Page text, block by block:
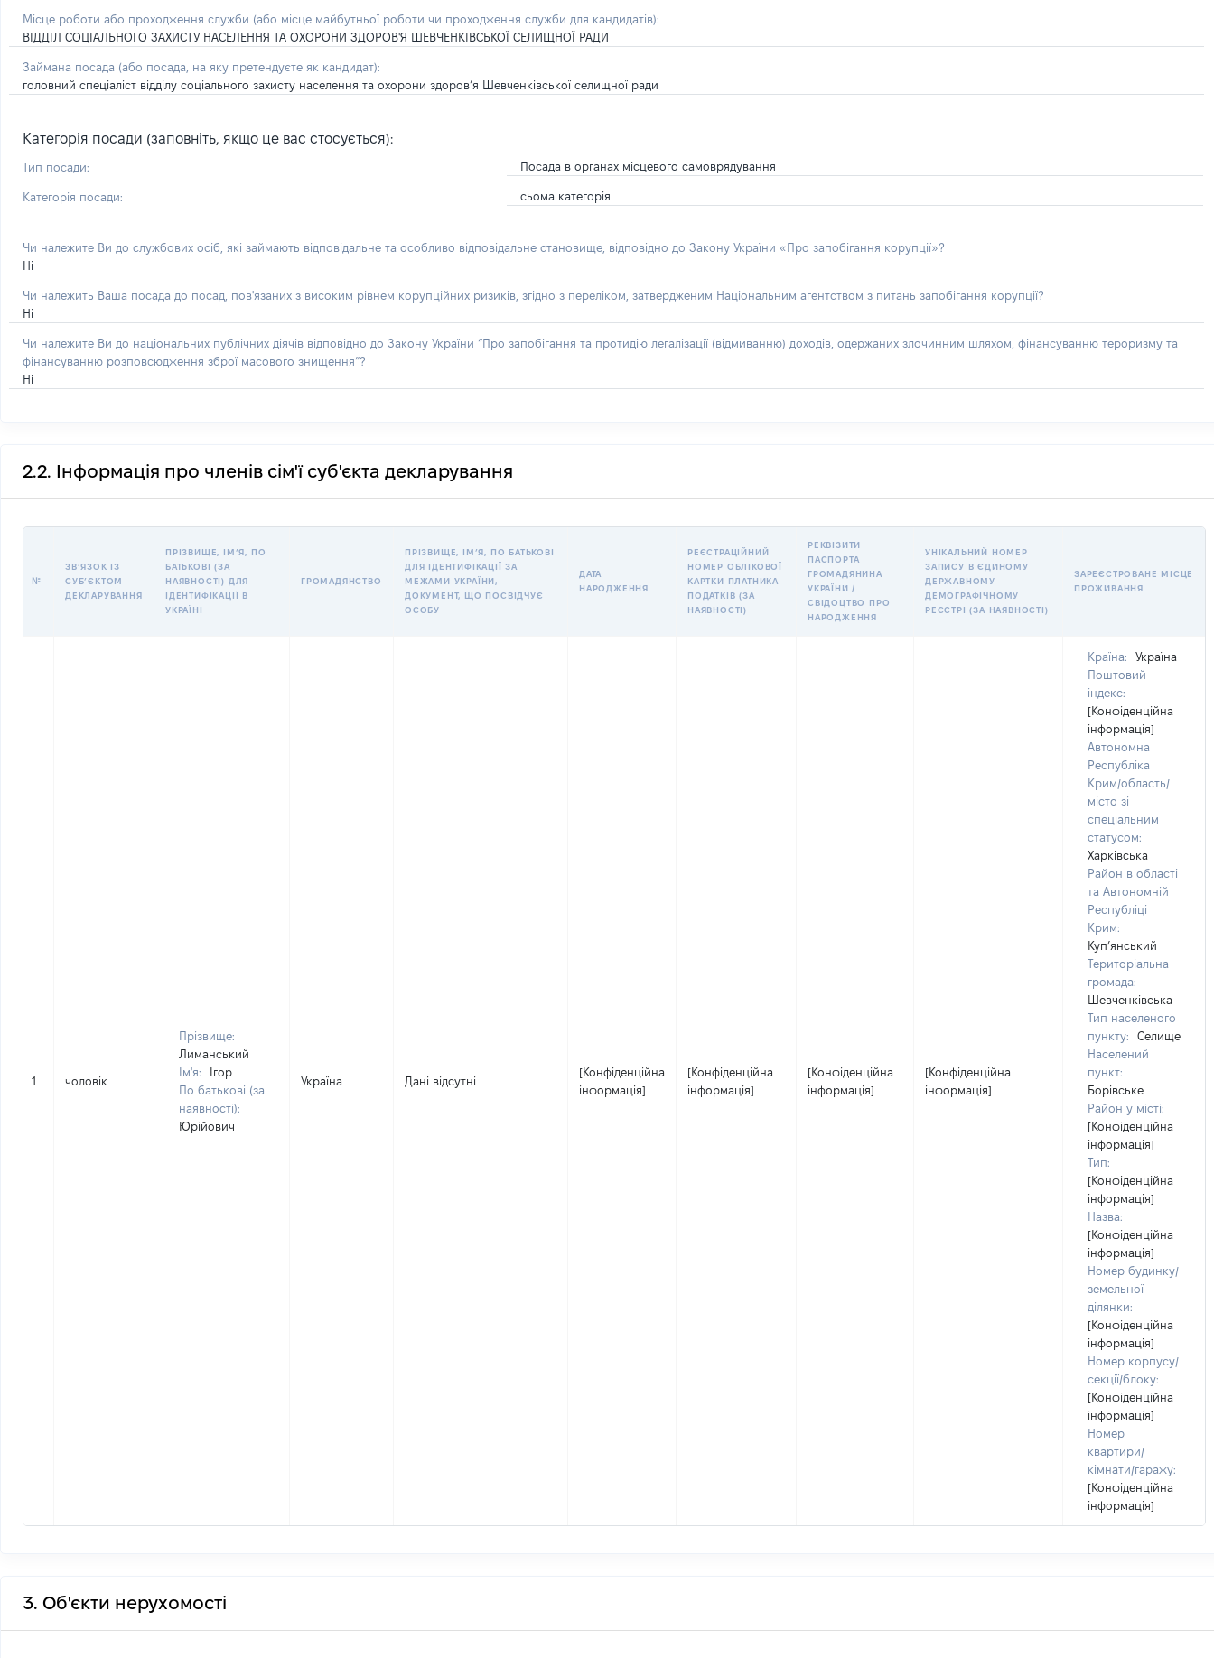
Місце роботи або проходження служби (або місце майбутньої роботи чи проходження служби для кандидатів):
ВІДДІЛ СОЦІАЛЬНОГО ЗАХИСТУ НАСЕЛЕННЯ ТА ОХОРОНИ ЗДОРОВ'Я ШЕВЧЕНКІВСЬКОЇ СЕЛИЩНОЇ РАДИ
Займана посада (або посада, на яку претендуєте як кандидат):
головний спеціаліст відділу соціального захисту населення та охорони здоров’я Шевченківської селищної ради
Категорія посади (заповніть, якщо це вас стосується):
Тип посади: Посада в органах місцевого самоврядування
Категорія посади: сьома категорія
Чи належите Ви до службових осіб, які займають відповідальне та особливо відповідальне становище, відповідно до Закону України «Про запобігання корупції»?
Ні
Чи належить Ваша посада до посад, пов'язаних з високим рівнем корупційних ризиків, згідно з переліком, затвердженим Національним агентством з питань запобігання корупції?
Ні
Чи належите Ви до національних публічних діячів відповідно до Закону України “Про запобігання та протидію легалізації (відмиванню) доходів, одержаних злочинним шляхом, фінансуванню тероризму та
фінансуванню розповсюдження зброї масового знищення”?
Ні
2.2. Інформація про членів сім'ї суб'єкта декларування
№
ЗВʼЯЗОК ІЗ
СУБʼЄКТОМ
ДЕКЛАРУВАННЯ
ПРІЗВИЩЕ, ІМʼЯ, ПО
БАТЬКОВІ (ЗА
НАЯВНОСТІ) ДЛЯ
ІДЕНТИФІКАЦІЇ В
УКРАЇНІ
ГРОМАДЯНСТВО
ПРІЗВИЩЕ, ІМʼЯ, ПО БАТЬКОВІ
ДЛЯ ІДЕНТИФІКАЦІЇ ЗА
МЕЖАМИ УКРАЇНИ,
ДОКУМЕНТ, ЩО ПОСВІДЧУЄ
ОСОБУ
ДАТА
НАРОДЖЕННЯ
РЕЄСТРАЦІЙНИЙ
НОМЕР ОБЛІКОВОЇ
КАРТКИ ПЛАТНИКА
ПОДАТКІВ (ЗА
НАЯВНОСТІ)
РЕКВІЗИТИ
ПАСПОРТА
ГРОМАДЯНИНА
УКРАЇНИ /
СВІДОЦТВО ПРО
НАРОДЖЕННЯ
УНІКАЛЬНИЙ НОМЕР
ЗАПИСУ В ЄДИНОМУ
ДЕРЖАВНОМУ
ДЕМОГРАФІЧНОМУ
РЕЄСТРІ (ЗА НАЯВНОСТІ)
ЗАРЕЄСТРОВАНЕ МІСЦЕ
ПРОЖИВАННЯ
1 чоловік
Прізвище:
Лиманський
Ім'я:
Ігор
По батькові (за
наявності):
Юрійович
Україна Дані відсутні
[Конфіденційна
інформація]
[Конфіденційна
інформація]
[Конфіденційна
інформація]
[Конфіденційна
інформація]
Країна:
Україна
Поштовий
індекс:
[Конфіденційна
інформація]
Автономна
Республіка
Крим/область/
місто зі
спеціальним
статусом:
Харківська
Район в області
та Автономній
Республіці
Крим:
Куп’янський
Територіальна
громада:
Шевченківська
Тип населеного
пункту:
Селище
Населений
пункт:
Борівське
Район у місті:
[Конфіденційна
інформація]
Тип:
[Конфіденційна
інформація]
Назва:
[Конфіденційна
інформація]
Номер будинку/
земельної
ділянки:
[Конфіденційна
інформація]
Номер корпусу/
секції/блоку:
[Конфіденційна
інформація]
Номер
квартири/
кімнати/гаражу:
[Конфіденційна
інформація]
3. Об'єкти нерухомості